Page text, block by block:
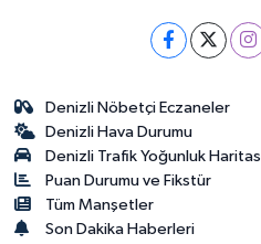
Denizli Nöbetçi Eczaneler
Denizli Hava Durumu
Denizli Trafik Yoğunluk
Puan Durumu ve Fikstür
Tüm Manşetler
Son Dakika Haberleri